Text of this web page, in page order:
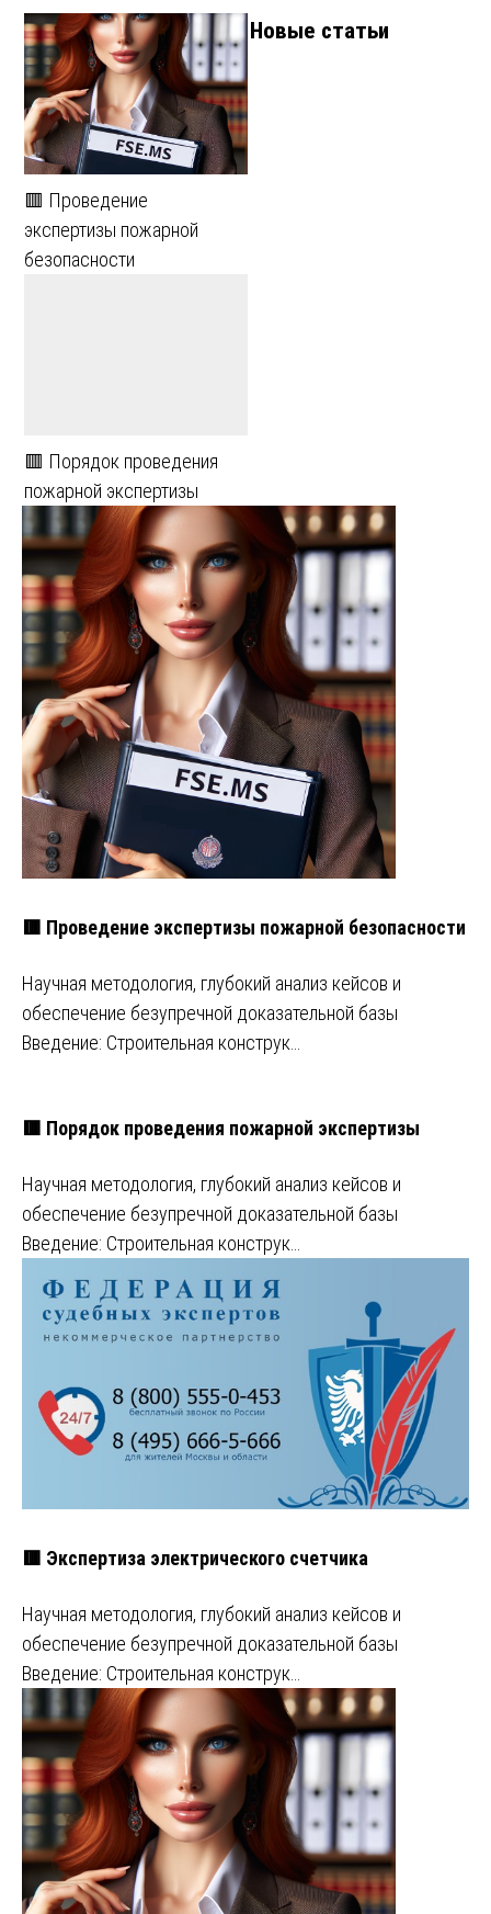
🟥 Проведение
экспертизы пожарной
безопасности
🟥 Порядок проведения
пожарной экспертизы
Новые статьи
🟥 Проведение экспертизы пожарной безопасности
Научная методология, глубокий анализ кейсов и
обеспечение безупречной доказательной базы
Введение: Строительная конструк…
🟥 Порядок проведения пожарной экспертизы
Научная методология, глубокий анализ кейсов и
обеспечение безупречной доказательной базы
Введение: Строительная конструк…
🟥 Экспертиза электрического счетчика
Научная методология, глубокий анализ кейсов и
обеспечение безупречной доказательной базы
Введение: Строительная конструк…